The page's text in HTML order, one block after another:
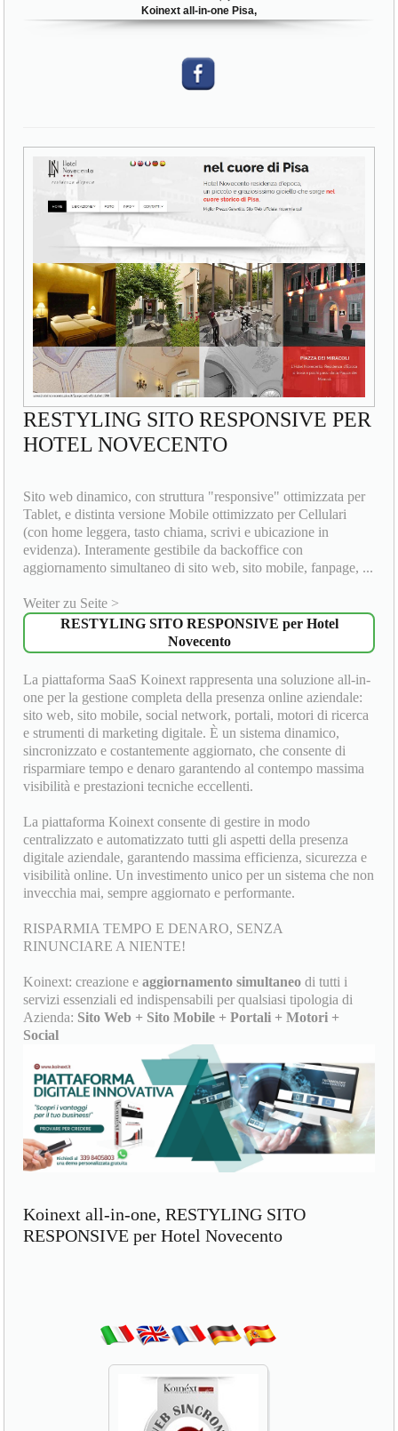
Koinext all-in-one Pisa,
RESTYLING SITO RESPONSIVE PER
HOTEL NOVECENTO
Sito web dinamico, con struttura "responsive" ottimizzata per
Tablet, e distinta versione Mobile ottimizzato per Cellulari
(con home leggera, tasto chiama, scrivi e ubicazione in
evidenza). Interamente gestibile da backoffice con
aggiornamento simultaneo di sito web, sito mobile, fanpage, ...
Weiter zu Seite >
RESTYLING SITO RESPONSIVE per Hotel
Novecento
La piattaforma SaaS Koinext rappresenta una soluzione all-in-
one per la gestione completa della presenza online aziendale:
sito web, sito mobile, social network, portali, motori di ricerca
e strumenti di marketing digitale. È un sistema dinamico,
sincronizzato e costantemente aggiornato, che consente di
risparmiare tempo e denaro garantendo al contempo massima
visibilità e prestazioni tecniche eccellenti.
La piattaforma Koinext consente di gestire in modo
centralizzato e automatizzato tutti gli aspetti della presenza
digitale aziendale, garantendo massima efficienza, sicurezza e
visibilità online. Un investimento unico per un sistema che non
invecchia mai, sempre aggiornato e performante.
RISPARMIA TEMPO E DENARO, SENZA
RINUNCIARE A NIENTE!
Koinext: creazione eaggiornamento simultaneo di tutti i
servizi essenziali ed indispensabili per qualsiasi tipologia di
Azienda: Sito Web + Sito Mobile + Portali + Motori +
Social
Koinext all-in-one, RESTYLING SITO